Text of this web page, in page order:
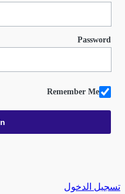
Password
Remember Me
تسجيل الدخول